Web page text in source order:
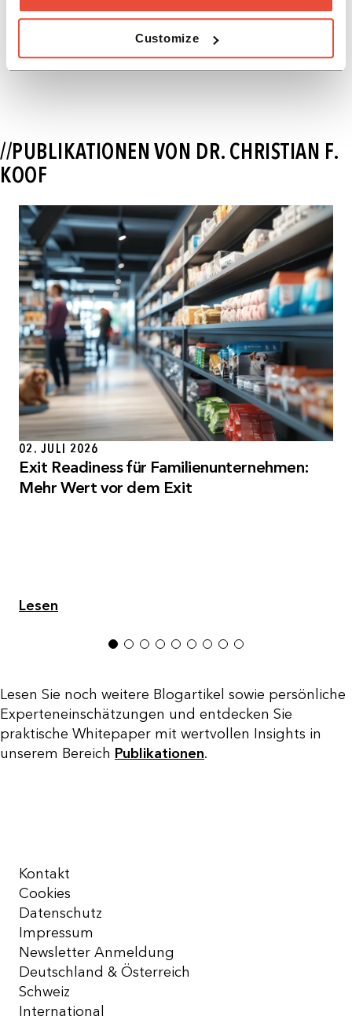
Customize
//PUBLIKATIONEN VON DR. CHRISTIAN F.
KOOF
02. JULI 2026
Exit Readiness für Familienunternehmen:
Mehr Wert vor dem Exit
Lesen
1 2 3 4 5 6 7 8 9
Lesen Sie noch weitere Blogartikel sowie persönliche
Experteneinschätzungen und entdecken Sie
praktische Whitepaper mit wertvollen Insights in
unserem Bereich Publikationen.
Kontakt
Cookies
Datenschutz
Impressum
Newsletter Anmeldung
Deutschland & Österreich
Schweiz
International